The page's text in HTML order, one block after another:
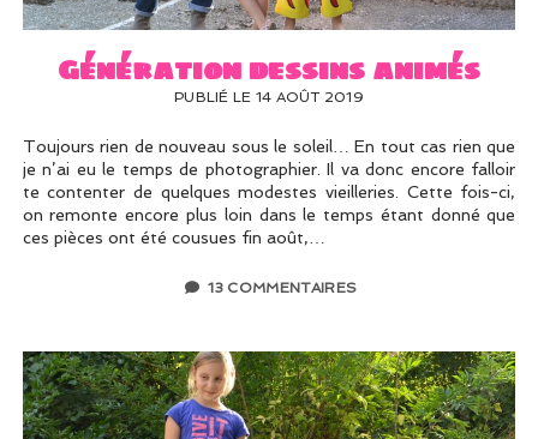
Génération dessins animés
PUBLIÉ LE 14 AOÛT 2019
Toujours rien de nouveau sous le soleil… En tout cas rien que
je n’ai eu le temps de photographier. Il va donc encore falloir
te contenter de quelques modestes vieilleries. Cette fois-ci,
on remonte encore plus loin dans le temps étant donné que
ces pièces ont été cousues fin août,…
13 COMMENTAIRES